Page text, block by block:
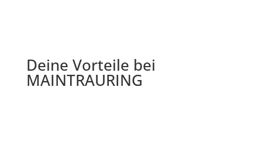
Deine Vorteile bei
MAINTRAURING